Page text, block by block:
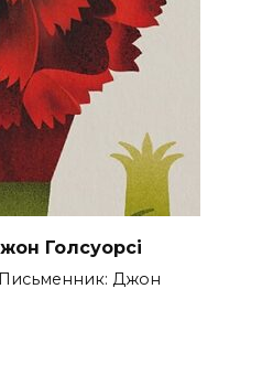
Голсуорсі
Письменник: Джон